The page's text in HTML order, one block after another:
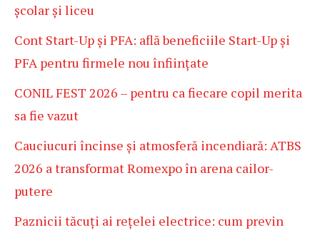
școlar și liceu
Cont Start-Up și PFA: află beneficiile Start-Up și
PFA pentru firmele nou înființate
CONIL FEST 2026 – pentru ca fiecare copil merita
sa fie vazut
Cauciucuri încinse și atmosferă incendiară: ATBS
2026 a transformat Romexpo în arena cailor-
putere
Paznicii tăcuți ai rețelei electrice: cum previn